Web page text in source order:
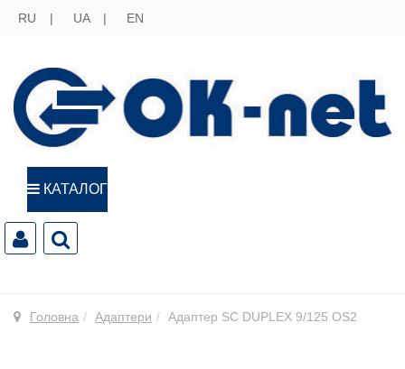
RU UA EN
КАТАЛОГ
Головна Адаптери Адаптер SC DUPLEX 9/125 OS2